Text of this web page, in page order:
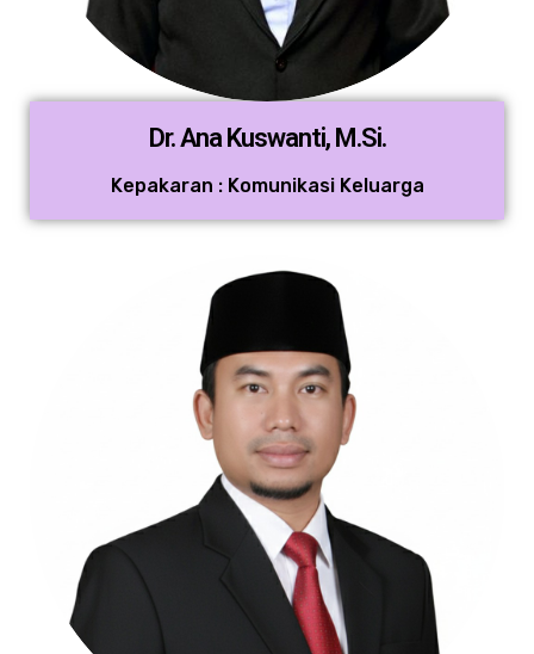
Dr. Ana Kuswanti, M.Si.
Kepakaran : Komunikasi Keluarga